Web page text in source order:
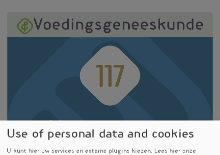
Use of personal data and cookies
U kunt hier uw services en externe plugins kiezen. Lees hier onze